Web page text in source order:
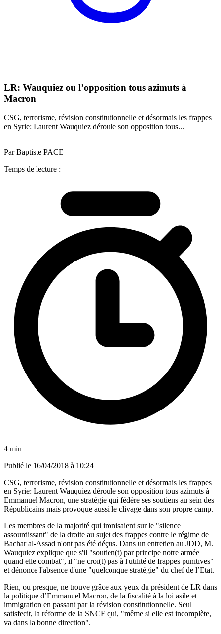
LR: Wauquiez ou l’opposition tous azimuts à
Macron
CSG, terrorisme, révision constitutionnelle et désormais les frappes
en Syrie: Laurent Wauquiez déroule son opposition tous...
Par Baptiste PACE
Temps de lecture :
4 min
Publié le 16/04/2018 à 10:24
CSG, terrorisme, révision constitutionnelle et désormais les frappes
en Syrie: Laurent Wauquiez déroule son opposition tous azimuts à
Emmanuel Macron, une stratégie qui fédère ses soutiens au sein des
Républicains mais provoque aussi le clivage dans son propre camp.
Les membres de la majorité qui ironisaient sur le "silence
assourdissant" de la droite au sujet des frappes contre le régime de
Bachar al-Assad n'ont pas été déçus. Dans un entretien au JDD, M.
Wauquiez explique que s'il "soutien(t) par principe notre armée
quand elle combat", il "ne croi(t) pas à l'utilité de frappes punitives"
et dénonce l'absence d'une "quelconque stratégie" du chef de l’Etat.
Rien, ou presque, ne trouve grâce aux yeux du président de LR dans
la politique d’Emmanuel Macron, de la fiscalité à la loi asile et
immigration en passant par la révision constitutionnelle. Seul
satisfecit, la réforme de la SNCF qui, "même si elle est incomplète,
va dans la bonne direction".